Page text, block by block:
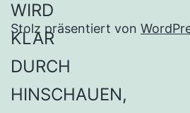
Stolz präsentiert von